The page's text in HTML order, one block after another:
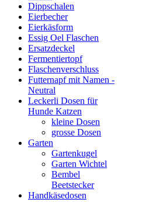
Dippschalen
Eierbecher
Eierkäsform
Essig Oel Flaschen
Ersatzdeckel
Fermentiertopf
Flaschenverschluss
Futternapf mit Namen -
Neutral
Leckerli Dosen für
Hunde Katzen
kleine Dosen
grosse Dosen
Garten
Gartenkugel
Garten Wichtel
Bembel
Beetstecker
Handkäsedosen